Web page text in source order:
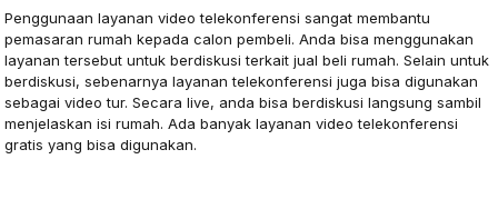
Penggunaan layanan video telekonferensi sangat membantu
pemasaran rumah kepada calon pembeli. Anda bisa menggunakan
layanan tersebut untuk berdiskusi terkait jual beli rumah. Selain untuk
berdiskusi, sebenarnya layanan telekonferensi juga bisa digunakan
sebagai video tur. Secara live, anda bisa berdiskusi langsung sambil
menjelaskan isi rumah. Ada banyak layanan video telekonferensi
gratis yang bisa digunakan.